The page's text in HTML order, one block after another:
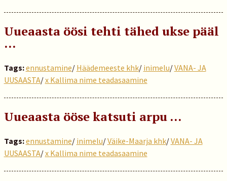
Uueaasta öösi tehti tähed ukse pääl
…
Tags:ennustamine/ Häädemeeste khk/ inimelu/VANA- JA
UUSAASTA/x Kallima nime teadasaamine
Uueaasta ööse katsuti arpu …
Tags:ennustamine/ inimelu/Väike-Maarja khk/VANA- JA
UUSAASTA/x Kallima nime teadasaamine